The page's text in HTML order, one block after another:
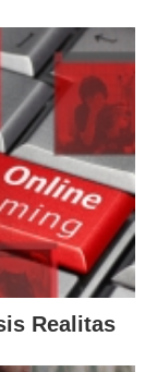
Realitas